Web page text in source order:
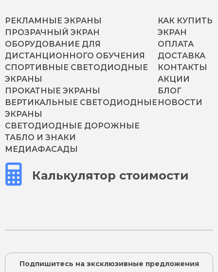
РЕКЛАМНЫЕ ЭКРАНЫ
ПРОЗРАЧНЫЙ ЭКРАН
ОБОРУДОВАНИЕ ДЛЯ
ДИСТАНЦИОННОГО ОБУЧЕНИЯ
СПОРТИВНЫЕ СВЕТОДИОДНЫЕ
ЭКРАНЫ
ПРОКАТНЫЕ ЭКРАНЫ
ВЕРТИКАЛЬНЫЕ СВЕТОДИОДНЫЕ
ЭКРАНЫ
СВЕТОДИОДНЫЕ ДОРОЖНЫЕ
ТАБЛО И ЗНАКИ
МЕДИАФАСАДЫ
КАК КУПИТЬ
ЭКРАН
ОПЛАТА
ДОСТАВКА
КОНТАКТЫ
АКЦИИ
БЛОГ
НОВОСТИ
Калькулятор стоимости
Подпишитесь на эксклюзивные предложения